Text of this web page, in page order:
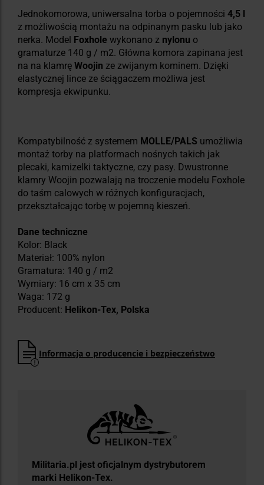
Jednokomorowa, uniwersalna torba o pojemności 4,5 l
z możliwością montażu na odpinanym pasku lub jako
nerka. Model Foxhole wykonano z nylonu o
gramaturze 140 g / m2. Główna komora zapinana jest
na na klamrę Woojin ze zwijanym kominem. Dzięki
elastycznej lince ze ściągaczem możliwa jest
kompresja ekwipunku.
Kompatybilność z systemem MOLLE/PALS umożliwia
montaż torby na platformach nośnych takich jak
plecaki, kamizelki taktyczne, czy pasy. Dwustronne
klamry Woojin pozwalają na troczenie modelu Foxhole
do taśm calowych w różnych konfiguracjach,
przekształcając torbę w pojemną kieszeń.
Dane techniczne
Kolor: Black
Materiał: 100% nylon
Gramatura: 140 g / m2
Wymiary: 16 cm x 35 cm
Waga: 172 g
Producent: Helikon-Tex, Polska
Informacja o producencie i bezpieczeństwo
Militaria.pl jest oficjalnym dystrybutorem
marki Helikon-Tex.